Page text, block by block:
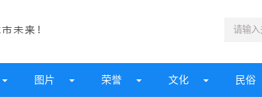
图片 荣誉 文化 民俗